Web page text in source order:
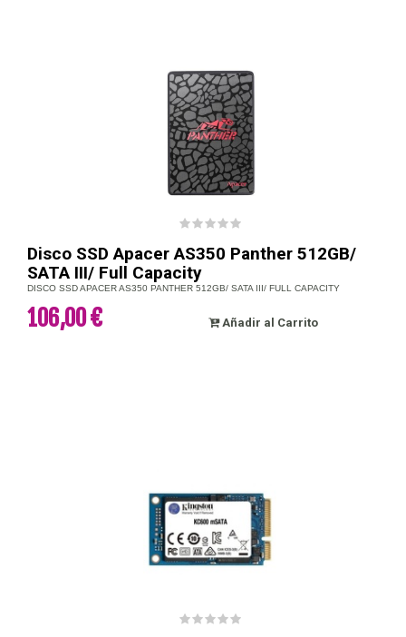
Disco SSD Apacer AS350 Panther 512GB/
SATA III/ Full Capacity
DISCO SSD APACER AS350 PANTHER 512GB/ SATA III/ FULL CAPACITY
106,00 € Añadir al Carrito